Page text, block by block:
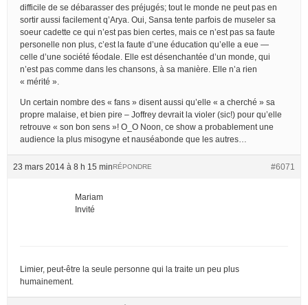
difficile de se débarasser des préjugés; tout le monde ne peut pas en
sortir aussi facilement q’Arya. Oui, Sansa tente parfois de museler sa
soeur cadette ce qui n’est pas bien certes, mais ce n’est pas sa faute
personelle non plus, c’est la faute d’une éducation qu’elle a eue —
celle d’une société féodale. Elle est désenchantée d’un monde, qui
n’est pas comme dans les chansons, à sa manière. Elle n’a rien
« mérité ».
Un certain nombre des « fans » disent aussi qu’elle « a cherché » sa
propre malaise, et bien pire – Joffrey devrait la violer (sic!) pour qu’elle
retrouve « son bon sens »! O_O Noon, ce show a probablement une
audience la plus misogyne et nauséabonde que les autres…
23 mars 2014 à 8 h 15 min #6071
RÉPONDRE
Mariam
Invité
Limier, peut-être la seule personne qui la traite un peu plus
humainement.